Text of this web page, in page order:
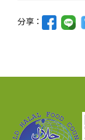
分享：